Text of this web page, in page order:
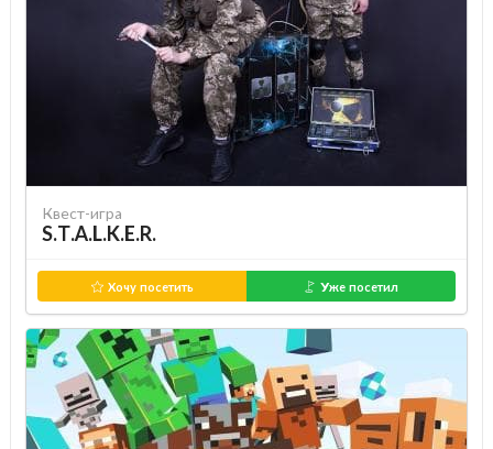
Квест-игра
S.T.A.L.K.E.R.
Хочу посетить Уже посетил